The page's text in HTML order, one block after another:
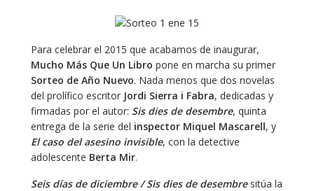
Para celebrar el 2015 que acabamos de inaugurar,
Mucho Más Que Un Libro pone en marcha su primer
Sorteo de Año Nuevo. Nada menos que dos novelas
del prolífico escritor Jordi Sierra i Fabra, dedicadas y
firmadas por el autor: Sis dies de desembre, quinta
entrega de la serie del inspector Miquel Mascarell, y
El caso del asesino invisible, con la detective
adolescente Berta Mir.
Seis días de diciembre / Sis dies de desembresitúa la